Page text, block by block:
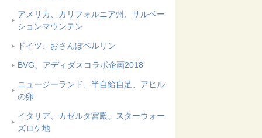
アメリカ、カリフォルニア州、サルベー
ションマウンテン
ドイツ、おさんぽベルリン
BVG、アディダスコラボ企画2018
ニュージーランド、半自給自足、アヒル
の卵
イタリア、カゼルタ宮殿、スターウォー
ズロケ地